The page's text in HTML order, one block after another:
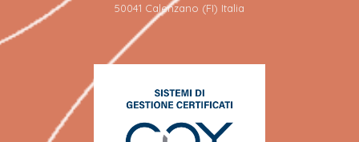
50041 Calenzano (FI) Italia